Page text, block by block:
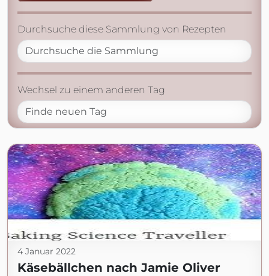
Durchsuche diese Sammlung von Rezepten
Wechsel zu einem anderen Tag
4 Januar 2022
Käsebällchen nach Jamie Oliver